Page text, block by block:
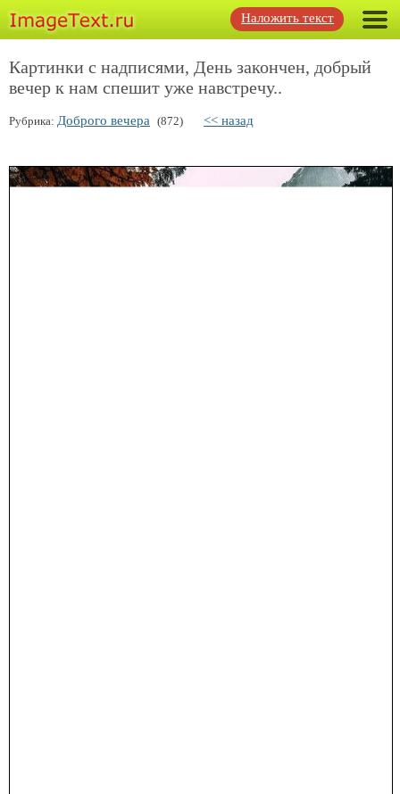
Наложить текст
Картинки с надписями, День закончен, добрый
вечер к нам спешит уже навстречу..
Рубрика: Доброго вечера (872) << назад